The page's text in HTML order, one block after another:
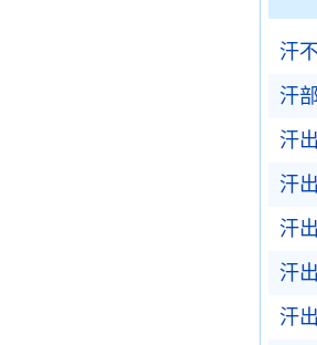
汗
汗
汗
汗
汗
汗
汗